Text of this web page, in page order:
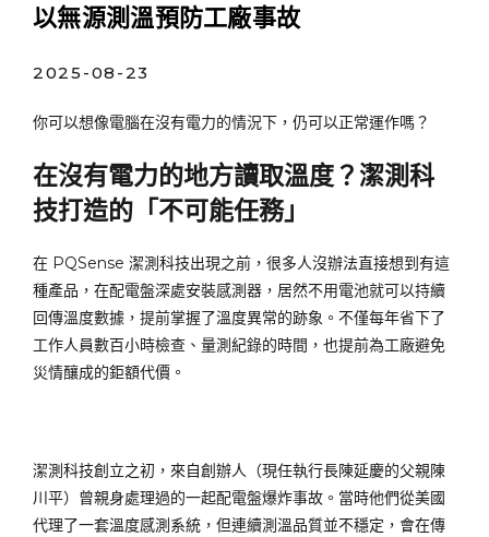
以無源測溫預防工廠事故
2025-08-23
你可以想像電腦在沒有電力的情況下，仍可以正常運作嗎？
在沒有電力的地方讀取溫度？潔測科
技打造的「不可能任務」
在 PQSense 潔測科技出現之前，很多人沒辦法直接想到有這
種產品，在配電盤深處安裝感測器，居然不用電池就可以持續
回傳溫度數據，提前掌握了溫度異常的跡象。不僅每年省下了
工作人員數百小時檢查、量測紀錄的時間，也提前為工廠避免
災情釀成的鉅額代價。
潔測科技創立之初，來自創辦人（現任執行長陳延慶的父親陳
川平）曾親身處理過的一起配電盤爆炸事故。當時他們從美國
代理了一套溫度感測系統，但連續測溫品質並不穩定，會在傳